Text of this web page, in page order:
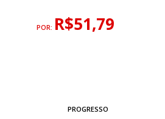
POR: R$51,79
PROGRESSO